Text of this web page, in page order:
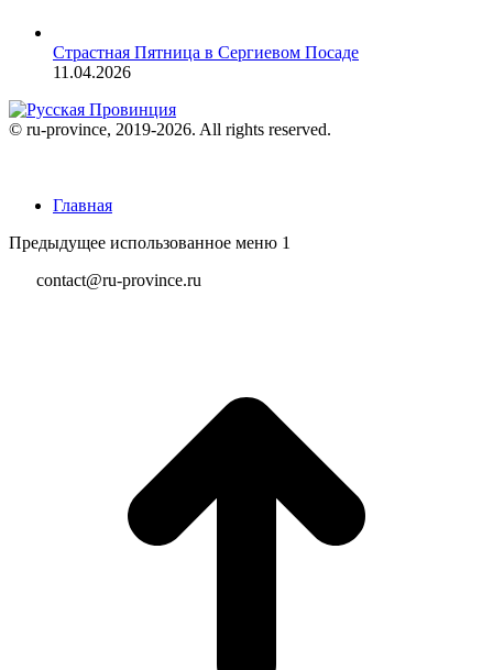
Страстная Пятница в Сергиевом Посаде
11.04.2026
© ru-province, 2019-2026. All rights reserved.
Главная
Предыдущее использованное меню 1
contact@ru-province.ru